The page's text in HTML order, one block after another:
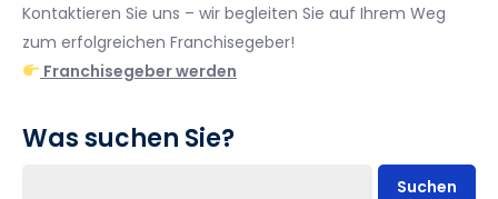
Kontaktieren Sie uns – wir begleiten Sie auf Ihrem Weg
zum erfolgreichen Franchisegeber!
Franchisegeber werden
Was suchen Sie?
Suchen